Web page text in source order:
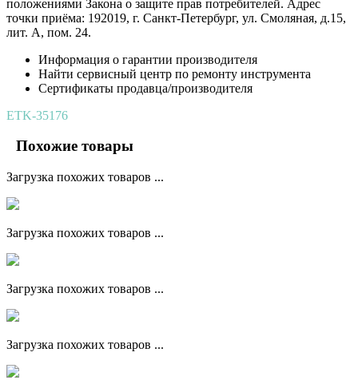
положениями Закона о защите прав потребителей. Адрес
точки приёма: 192019, г. Санкт-Петербург, ул. Смоляная, д.15,
лит. А, пом. 24.
Информация о гарантии производителя
Найти сервисный центр по ремонту инструмента
Сертификаты продавца/производителя
ETK-35176
Похожие товары
Загрузка похожих товаров ...
Загрузка похожих товаров ...
Загрузка похожих товаров ...
Загрузка похожих товаров ...